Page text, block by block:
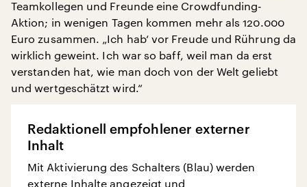
Teamkollegen und Freunde eine Crowdfunding-
Aktion; in wenigen Tagen kommen mehr als 120.000
Euro zusammen. „Ich hab‘ vor Freude und Rührung da
wirklich geweint. Ich war so baff, weil man da erst
verstanden hat, wie man doch von der Welt geliebt
und wertgeschätzt wird.“
Redaktionell empfohlener externer
Inhalt
Mit Aktivierung des Schalters (Blau) werden
externe Inhalte angezeigt und